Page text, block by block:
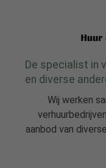
De specialist in
en diverse
Wij werken
aanbod van